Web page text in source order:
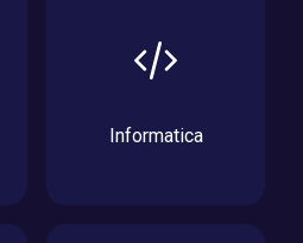
Informatica